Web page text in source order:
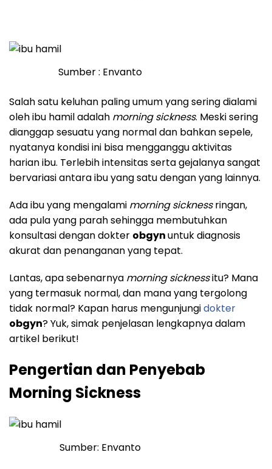
Sumber : Envanto
Salah satu keluhan paling umum yang sering dialami
oleh ibu hamil adalah morning sickness. Meski sering
dianggap sesuatu yang normal dan bahkan sepele,
nyatanya kondisi ini bisa mengganggu aktivitas
harian ibu. Terlebih intensitas serta gejalanya sangat
bervariasi antara ibu yang satu dengan yang lainnya.
Ada ibu yang mengalami morning sicknessringan,
ada pula yang parah sehingga membutuhkan
konsultasi dengan dokter obgynuntuk diagnosis
akurat dan penanganan yang tepat.
Lantas, apa sebenarnya morning sicknessitu? Mana
yang termasuk normal, dan mana yang tergolong
tidak normal? Kapan harus mengunjungidokter
obgyn? Yuk, simak penjelasan lengkapnya dalam
artikel berikut!
Pengertian dan Penyebab
Morning Sickness
Sumber: Envanto